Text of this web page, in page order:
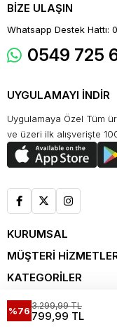
BİZE ULAŞIN
Whatsapp Destek Hattı:
0549 725
UYGULAMAYI İNDİR
Uygulamaya Özel Tüm
ve üzeri ilk alışverişte
KURUMSAL
MÜŞTERİ
KATEGORİLER
ALIŞVERİŞ
KATALOG
%76 3.299,99 TL
799,99 TL